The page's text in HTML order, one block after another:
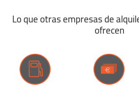
Lo que otras empresas de
ofrecen